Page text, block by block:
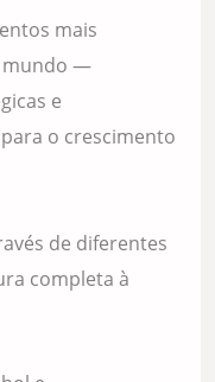
mais
mundo —
e
o crescimento
de diferentes
completa à